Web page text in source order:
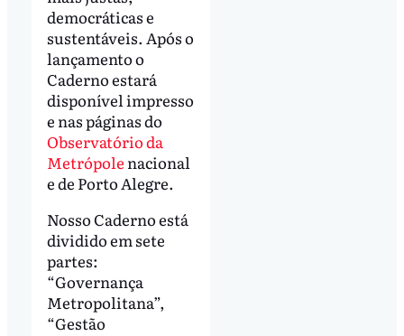
democráticas e
sustentáveis. Após o
lançamento o
Caderno estará
disponível impresso
e nas páginas do
Observatório da
Metrópole nacional
e de Porto Alegre.
Nosso Caderno está
dividido em sete
partes:
“Governança
Metropolitana”,
“Gestão